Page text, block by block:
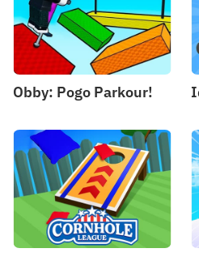
Obby: Pogo Parkour!